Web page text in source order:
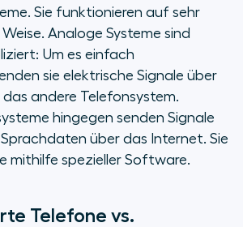
Sie funktionieren auf sehr
Analoge Systeme sind
Um es einfach
sie elektrische Signale über
andere Telefonsystem.
hingegen senden Signale
Sprachdaten über das Internet. Sie
mithilfe spezieller Software.
Telefone vs.